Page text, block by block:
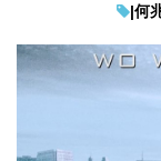
|何